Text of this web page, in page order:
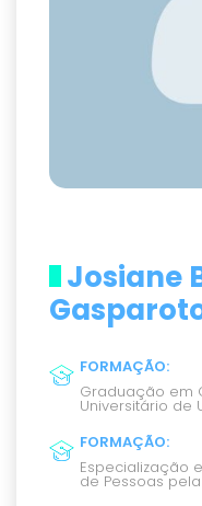
Josiane
FORMAÇÃO:
Graduação em
Universitário de
FORMAÇÃO:
Especialização
de Pessoas pela